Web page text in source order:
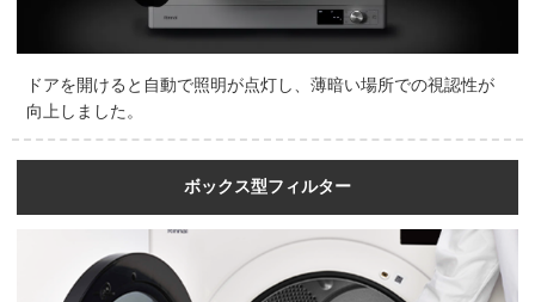
ドアを開けると自動で照明が点灯し、薄暗い場所での視認性が
向上しました。
ボックス型フィルター